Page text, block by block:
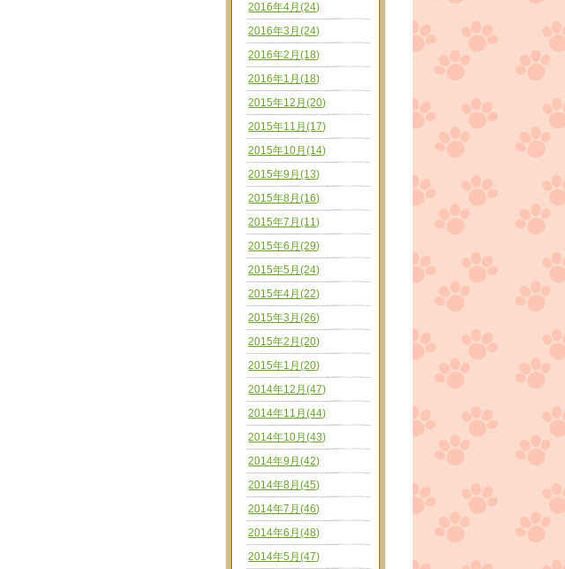
2016年4月(24)
2016年3月(24)
2016年2月(18)
2016年1月(18)
2015年12月(20)
2015年11月(17)
2015年10月(14)
2015年9月(13)
2015年8月(16)
2015年7月(11)
2015年6月(29)
2015年5月(24)
2015年4月(22)
2015年3月(26)
2015年2月(20)
2015年1月(20)
2014年12月(47)
2014年11月(44)
2014年10月(43)
2014年9月(42)
2014年8月(45)
2014年7月(46)
2014年6月(48)
2014年5月(47)